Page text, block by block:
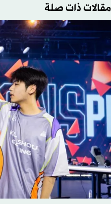
مقالات ذات صلة